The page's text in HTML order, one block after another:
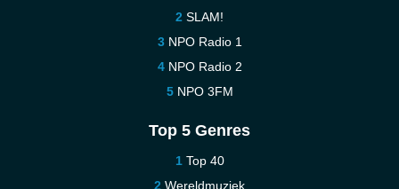
SLAM!
NPO Radio 1
NPO Radio 2
NPO 3FM
Top 5 Genres
Top 40
Wereldmuziek